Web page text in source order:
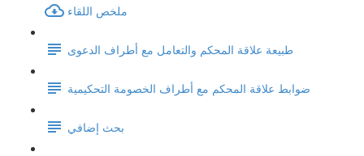
ملخص اللقاء
طبيعة علاقة المحكم والتعامل مع أطراف الدعوى
ضوابط علاقة المحكم مع أطراف الخصومة التحكيمية
بحث إضافي